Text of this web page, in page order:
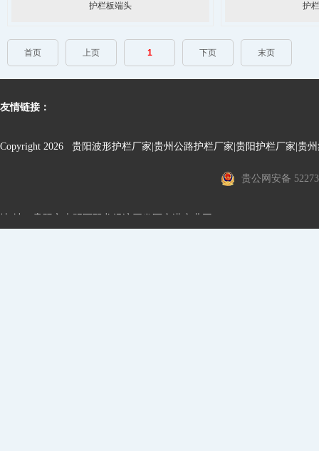
护栏板端头 护
首页 上页 1 下页 末页
友情链接：
Copyright 2026 贵阳波形护栏厂家|贵州公路护栏厂家|贵阳护栏厂家|贵
贵公网安备